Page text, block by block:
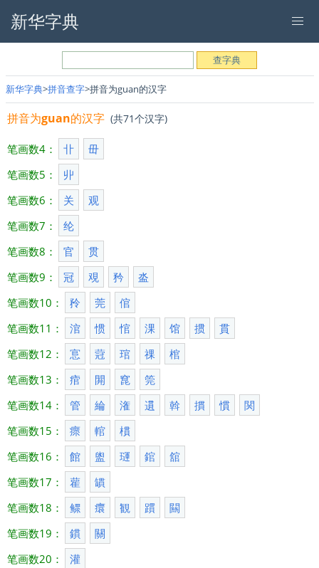
新华字典
新华字典 拼音查字 拼音为guan的汉字
拼音为guan的汉字 (共71个汉字)
笔画数4： 卝
毌
笔画数5：
丱
笔画数6：
关
观
笔画数7：
纶
笔画数8：
官
贯
笔画数9：
冠 覌 矜
泴
笔画数10：
矝 莞
倌
笔画数11：
涫 惯 悺 淉 馆 掼
貫
笔画数12：
悹 蒄 琯 祼
棺
笔画数13：
痯 閞 窤
筦
笔画数14：
管 綸 潅 遦 斡 摜 慣
関
笔画数15：
瘝 輨
樌
笔画数16：
館 盥 璭 錧
舘
笔画数17：
雚
罆
笔画数18：
鳏 癏 観 躀
闗
笔画数19：
鏆
關
笔画数20：
灌